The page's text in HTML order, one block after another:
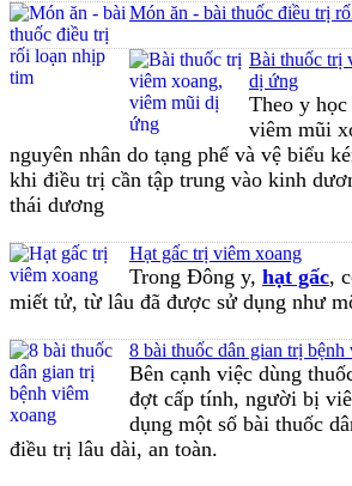
Món ăn - bài thuốc điều trị
Bài thuốc trị
dị ứng
Theo y
viêm mũi
nguyên nhân do tạng phế và vệ biểu
khi điều trị cần tập trung vào kinh
thái dương
Hạt gấc trị viêm xoang
Trong Đông y, hạt gấc,
miết tử, từ lâu đã được sử dụng như
8 bài thuốc dân gian trị bệnh
Bên cạnh việc dùng
đợt cấp tính, người bị
dụng một số bài thuốc
điều trị lâu dài, an toàn.